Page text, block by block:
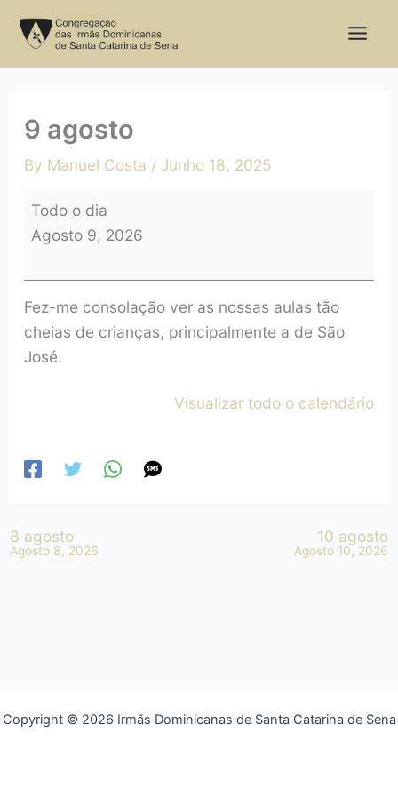
9 agosto
By Manuel Costa / Junho 18, 2025
agosto
Todo o dia
Agosto 9, 2026
Fez-me consolação ver as nossas aulas tão
cheias de crianças, principalmente a de São
José.
Visualizar todo o calendário
8 agosto
Agosto 8, 2026
10 agosto
Agosto 10, 2026
Copyright © 2026 Irmãs Dominicanas de Santa Catarina de Sena